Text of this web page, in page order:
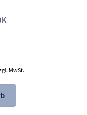
€.
MwSt.